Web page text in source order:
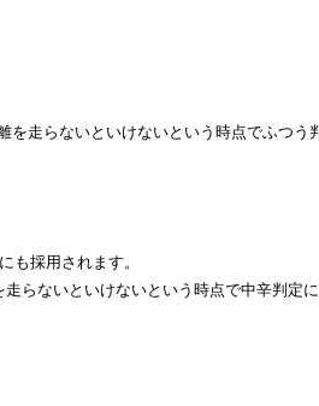
走らないといけないという時点でふつう
も採用されます。
らないといけないという時点で中辛判定に